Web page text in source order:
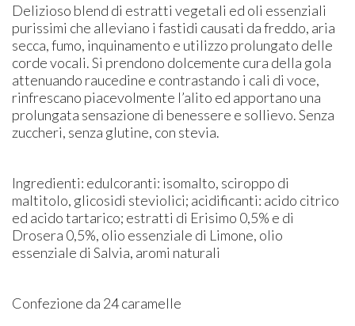
Delizioso blend di estratti vegetali ed oli essenziali
purissimi che alleviano i fastidi causati da freddo, aria
secca, fumo, inquinamento e utilizzo prolungato delle
corde vocali. Si prendono dolcemente cura della gola
attenuando raucedine e contrastando i cali di voce,
rinfrescano piacevolmente l’alito ed apportano una
prolungata sensazione di benessere e sollievo. Senza
zuccheri, senza glutine, con stevia.
Ingredienti: edulcoranti: isomalto, sciroppo di
maltitolo, glicosidi steviolici; acidificanti: acido citrico
ed acido tartarico; estratti di Erisimo 0,5% e di
Drosera 0,5%, olio essenziale di Limone, olio
essenziale di Salvia, aromi naturali
Confezione da 24 caramelle